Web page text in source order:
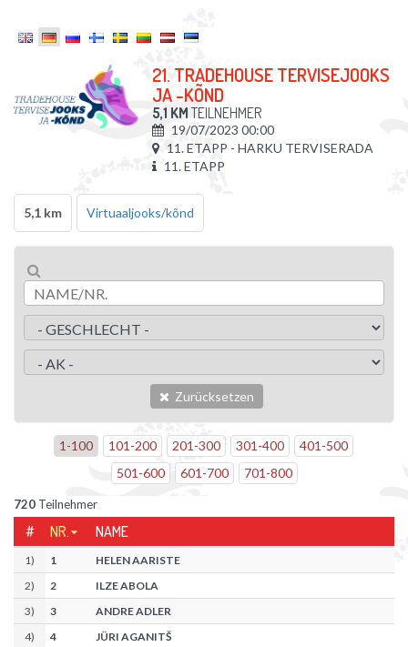
21. TRADEHOUSE TERVISEJOOKS
JA -KÕND
5,1 KMTEILNEHMER
19/07/2023 00:00
11. ETAPP - HARKU TERVISERADA
11. ETAPP
5,1 km Virtuaaljooks/kõnd
Zurücksetzen
1-100 101-200 201-300 301-400 401-500
501-600 601-700 701-800
720 Teilnehmer
# NR. NAME
1) 1
HELEN AARISTE
2) 2
ILZE ABOLA
3) 3
ANDRE ADLER
4) 4
JÜRI AGANITŠ